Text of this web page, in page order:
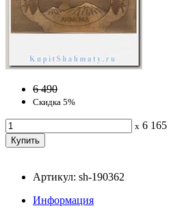
6 490
Скидка 5%
x 6 165
Артикул: sh-190362
Информация